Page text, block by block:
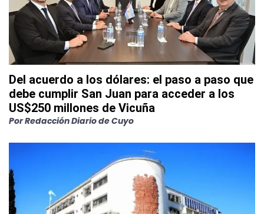
Del acuerdo a los dólares: el paso a paso que
debe cumplir San Juan para acceder a los
US$250 millones de Vicuña
PorRedacción Diario de Cuyo